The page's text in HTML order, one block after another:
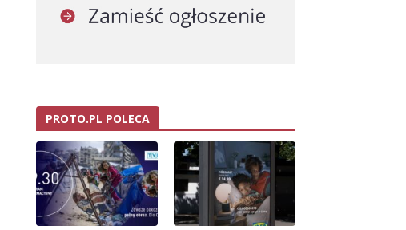
PROTO.PL POLECA